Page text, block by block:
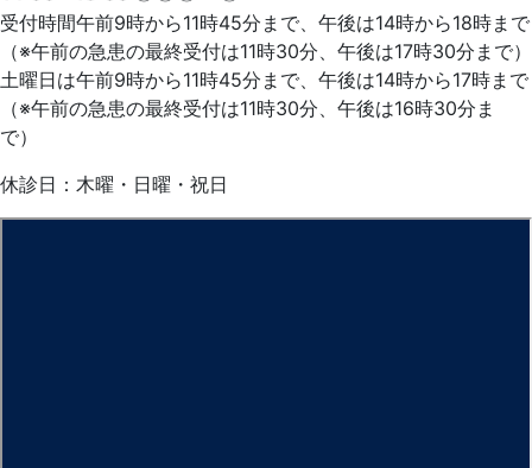
受付時間午前9時から11時45分まで、午後は14時から18時まで
（※午前の急患の最終受付は11時30分、午後は17時30分まで）
土曜日は午前9時から11時45分まで、午後は14時から17時まで
（※午前の急患の最終受付は11時30分、午後は16時30分ま
で）
休診日：木曜・日曜・祝日